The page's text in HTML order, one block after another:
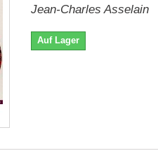
Jean-Charles Asselain
Auf Lager